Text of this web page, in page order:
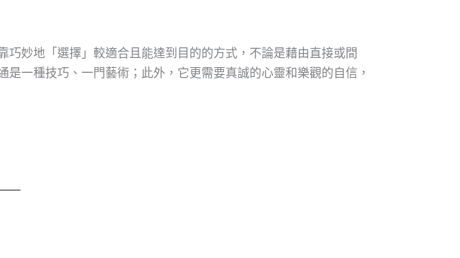
妙地「選擇」較適合且能達到目的的方式，不論是藉由直接或間
一種技巧、一門藝術；此外，它更需要真誠的心靈和樂觀的自信，